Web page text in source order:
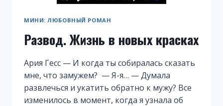
МИНИ: ЛЮБОВНЫЙ РОМАН
Развод. Жизнь в новых красках
Ария Гесс — И когда ты собиралась сказать
мне, что замужем? — Я-я… — Думала
развлечься и укатить обратно к мужу? Все
изменилось в момент, когда я узнала об